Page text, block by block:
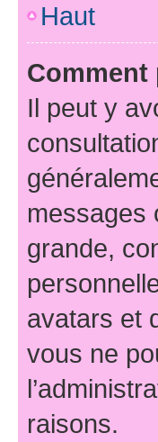
Haut
Comment
Il peut y
messages
grande,
avatars et
vous ne
raisons.